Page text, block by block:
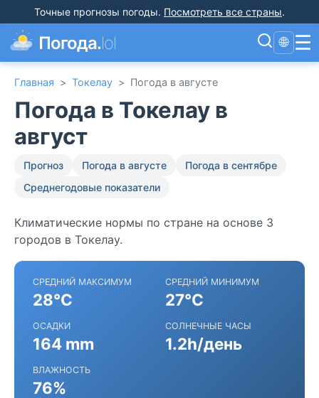
Точные прогнозы погоды. Посмотреть все страны.
Погода.lol 🌐 ☰
Главная > Токелау > Погода в августе
Погода в Токелау в
август
Прогноз Погода в августе
Погода в сентябре
Среднегодовые показатели
Климатические нормы по стране на основе 3
городов в Токелау.
СРЕДНИЙ МАКСИМУМ
28°C
СРЕДНИЙ МИНИМУМ
27°C
ОСАДКИ
164 mm
СОЛНЕЧНЫЕ ЧАСЫ
1.2h/день
ВЛАЖНОСТЬ
76%